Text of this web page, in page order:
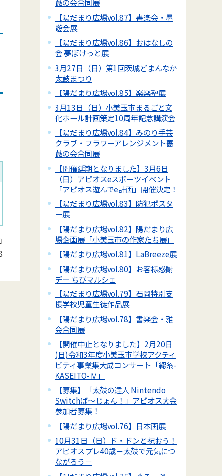
薇の会合同展
【陽だまり広場vol.87】書楽会・墨
遊会展
【陽だまり広場vol.86】おはなしの
会 夢ぽけっと展
3月27日（日）第1回茨城どまんなか
太鼓まつり
【陽だまり広場vol.85】楽楽塾展
3月13日（日）小美玉市まるごと文
化ホール計画策定10周年記念講演会
【陽だまり広場vol.84】みのり手芸
クラブ・フラワーアレンジメント薔
薇の会合同展
【開催延期となりました】3月6日
（日）アピオスeスポーツイベント
「アピオス遊んでe計画」開催決定！
【陽だまり広場vol.83】防犯ポスタ
ー展
【陽だまり広場vol.82】陽だまり広
場企画展「小美玉市の作家たち展」
【陽だまり広場vol.81】LaBreeze展
【陽だまり広場vol.80】お客様感謝
デー ちびマルシェ
【陽だまり広場vol.79】石岡特別支
援学校児童生徒作品展
【陽だまり広場vol.78】書楽会・雅
会合同展
【開催中止となりました】2月20日
(日)令和3年度小美玉市学校アクティ
ビティ事業集大成コンサート「綛糸-
KASEITO-Ⅳ」
【募集】「太鼓の達人 Nintendo
Switchば～じょん！」アピオス大会
参加者募集！
【陽だまり広場vol.76】日本画展
10月31日（日）ド・ドンと祝おう！
アピオスプレ40歳－太鼓で元気につ
ながろう－